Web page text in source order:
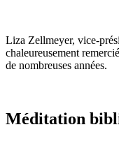
Liza Zellmeyer, vice-
chaleureusement
de nombreuses années.
Méditation